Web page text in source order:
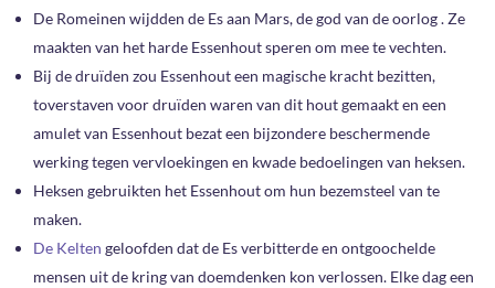
De Romeinen wijdden de Es aan Mars, de god van de oorlog . Ze
maakten van het harde Essenhout speren om mee te vechten.
Bij de druïden zou Essenhout een magische kracht bezitten,
toverstaven voor druïden waren van dit hout gemaakt en een
amulet van Essenhout bezat een bijzondere beschermende
werking tegen vervloekingen en kwade bedoelingen van heksen.
Heksen gebruikten het Essenhout om hun bezemsteel van te
maken.
De Kelten geloofden dat de Es verbitterde en ontgoochelde
mensen uit de kring van doemdenken kon verlossen. Elke dag een